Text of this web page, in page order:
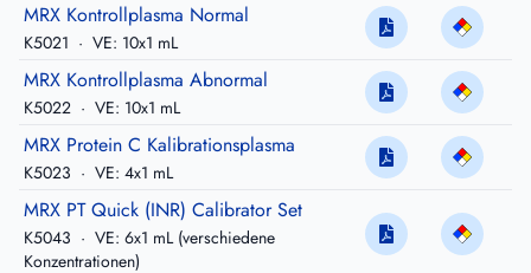
MRX Kontrollplasma Normal
K5021 · VE: 10x1 mL
MRX Kontrollplasma Abnormal
K5022 · VE: 10x1 mL
MRX Protein C Kalibrationsplasma
K5023 · VE: 4x1 mL
MRX PT Quick (INR) Calibrator Set
K5043 · VE: 6x1 mL (verschiedene
Konzentrationen)